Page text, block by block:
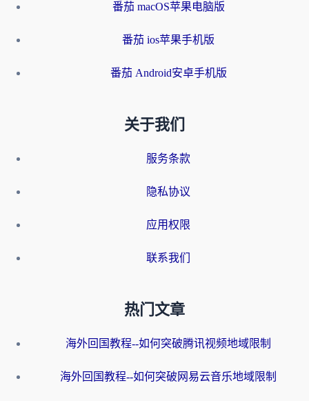
番茄 macOS苹果电脑版
番茄 ios苹果手机版
番茄 Android安卓手机版
关于我们
服务条款
隐私协议
应用权限
联系我们
热门文章
海外回国教程--如何突破腾讯视频地域限制
海外回国教程--如何突破网易云音乐地域限制